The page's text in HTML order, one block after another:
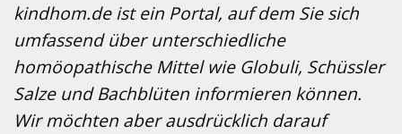
kindhom.de ist ein Portal, auf dem Sie sich
umfassend über unterschiedliche
homöopathische Mittel wie Globuli, Schüssler
Salze und Bachblüten informieren können.
Wir möchten aber ausdrücklich darauf